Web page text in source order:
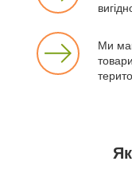
Ми